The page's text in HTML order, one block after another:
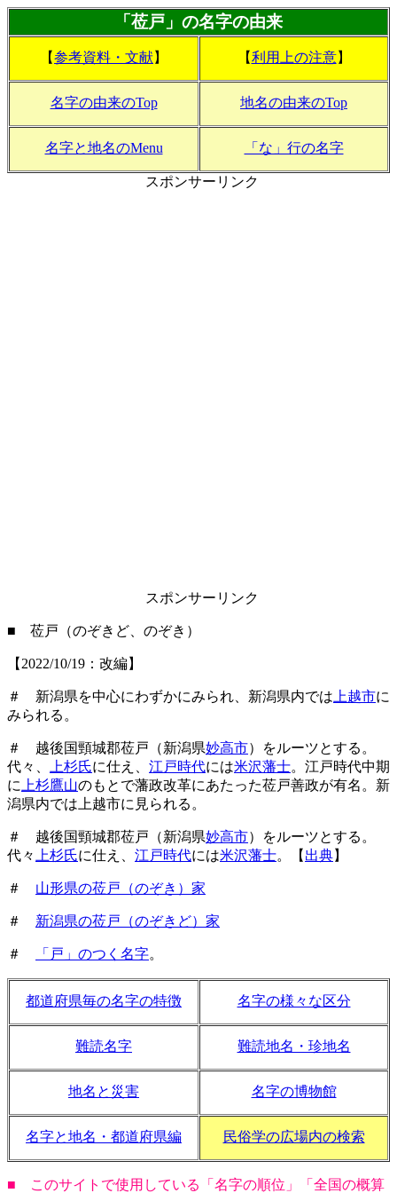
「莅戸」の名字の由来
【参考資料・文献】 【利用上の注意】
名字の由来のTop 地名の由来のTop
名字と地名のMenu 「な」行の名字
スポンサーリンク
スポンサーリンク
■ 莅戸（のぞきど、のぞき）
【2022/10/19：改編】
＃ 新潟県を中心にわずかにみられ、新潟県内では 上越市に
みられる。
＃ 越後国頸城郡莅戸（新潟県妙高市）をルーツとする。
代々、
上杉氏に仕え、 江戸時代には米沢藩士。江戸時代中期
に 上杉鷹山のもとで藩政改革にあたった莅戸善政が有名。新
潟県内では上越市に見られる。
＃ 越後国頸城郡莅戸（新潟県妙高市）をルーツとする。
代々
上杉氏に仕え、 江戸時代には米沢藩士。【 出典】
＃ 山形県の莅戸（のぞき）家
＃ 新潟県の莅戸（のぞきど）家
＃ 「戸」のつく名字。
都道府県毎の名字の特徴 名字の様々な区分
難読名字 難読地名・珍地名
地名と災害 名字の博物館
名字と地名・都道府県編 民俗学の広場内の検索
■ このサイトで使用している「名字の順位」「全国の概算